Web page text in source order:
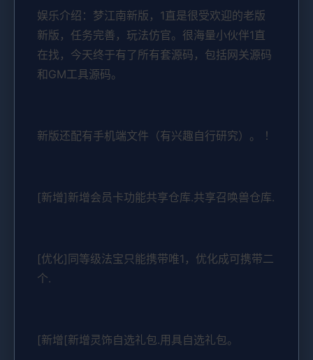
娱乐介绍：梦江南新版，1直是很受欢迎的老版
新版，任务完善，玩法仿官。很海量小伙伴1直
在找，今天终于有了所有套源码，包括网关源码
和GM工具源码。
新版还配有手机端文件（有兴趣自行研究）。 ！
[新增]新增会员卡功能共享仓库.共享召唤兽仓库.
[优化]同等级法宝只能携带唯1，优化成可携带二
个.
[新增[新增灵饰自选礼包.用具自选礼包。